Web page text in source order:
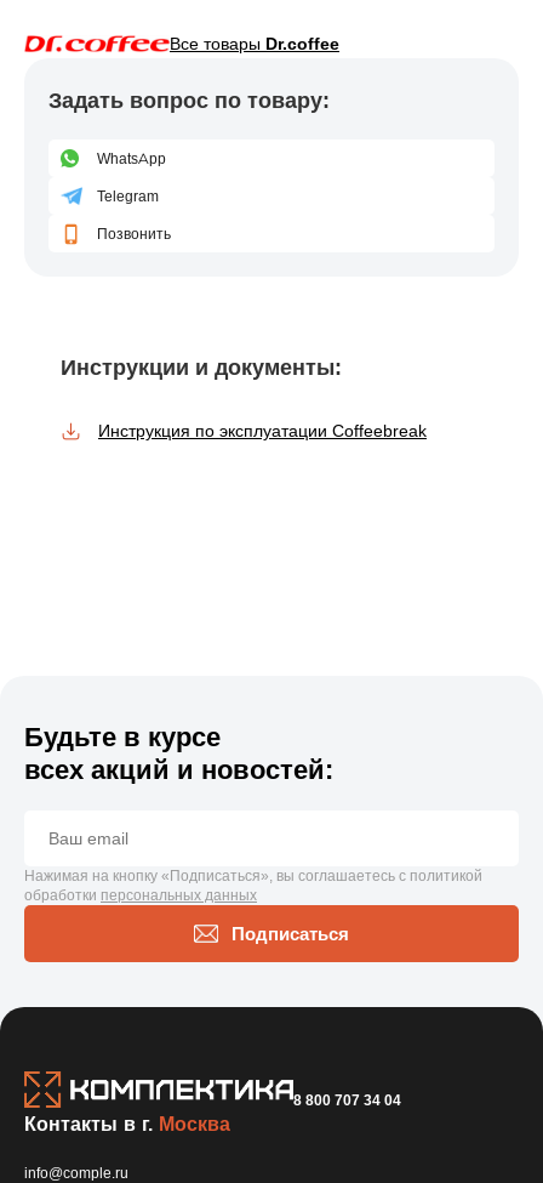
Все товары Dr.coffee
Задать вопрос по товару:
WhatsApp
Telegram
Позвонить
Инструкции и документы:
Инструкция по эксплуатации Coffeebreak
Будьте в курсе
всех акций и новостей:
Нажимая на кнопку «Подписаться», вы соглашаетесь с политикой
обработки персональных данных
Подписаться
8 800 707 34 04
Контакты в г. Москва
info@comple.ru